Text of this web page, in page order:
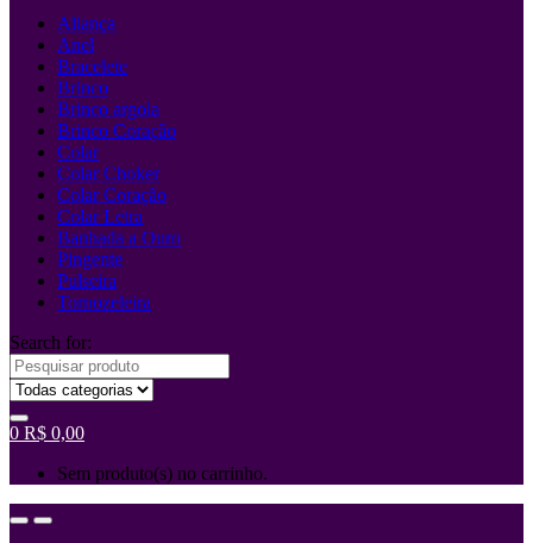
Aliança
Anel
Bracelete
Brinco
Brinco argola
Brinco Coração
Colar
Colar Choker
Colar Coração
Colar Letra
Banhada a Ouro
Pingente
Pulseira
Tornozeleira
Search for:
0 R$ 0,00
Sem produto(s) no carrinho.